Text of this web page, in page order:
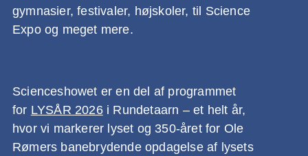
gymnasier, festivaler, højskoler, til Science
Expo og meget mere.
Scienceshowet er en del af programmet
for LYSÅR 2026i Rundetaarn – et helt år,
hvor vi markerer lyset og 350-året for Ole
Rømers banebrydende opdagelse af lysets